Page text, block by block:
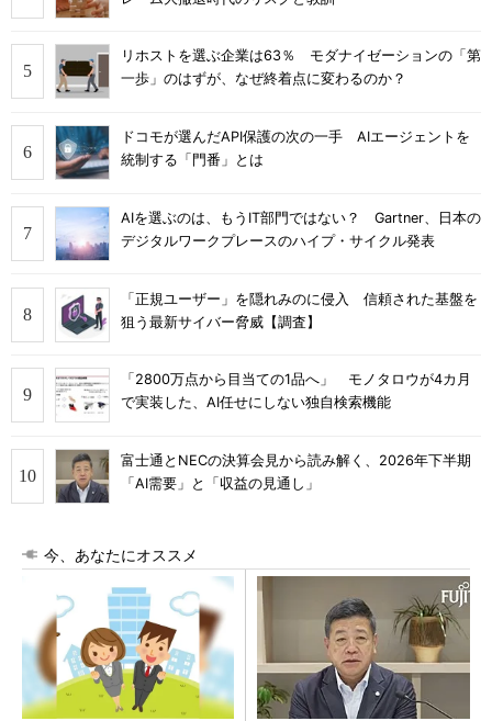
リホストを選ぶ企業は63％ モダナイゼーションの「第
一歩」のはずが、なぜ終着点に変わるのか？
ドコモが選んだAPI保護の次の一手 AIエージェントを
統制する「門番」とは
AIを選ぶのは、もうIT部門ではない？ Gartner、日本の
デジタルワークプレースのハイプ・サイクル発表
「正規ユーザー」を隠れみのに侵入 信頼された基盤を
狙う最新サイバー脅威【調査】
「2800万点から目当ての1品へ」 モノタロウが4カ月
で実装した、AI任せにしない独自検索機能
富士通とNECの決算会見から読み解く、2026年下半期
「AI需要」と「収益の見通し」
今、あなたにオススメ